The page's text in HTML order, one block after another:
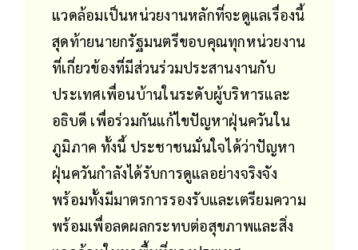
แวดล้อมเป็นหน่วยงานหลักที่จะดูแลเรื่องนี้
สุดท้ายนายกรัฐมนตรีขอบคุณทุกหน่วยงาน
ที่เกี่ยวข้องที่มีส่วนร่วมประสานงานกับ
ประเทศเพื่อนบ้านในระดับผู้บริหารและ
อธิบดี เพื่อร่วมกันแก้ไขปัญหาฝุ่นควันใน
ภูมิภาค ทั้งนี้ ประชาชนมั่นใจได้ว่าปัญหา
ฝุ่นควันกำลังได้รับการดูแลอย่างจริงจัง
พร้อมทั้งมีมาตรการรองรับและเตรียมความ
พร้อมเพื่อลดผลกระทบต่อสุขภาพและสิ่ง